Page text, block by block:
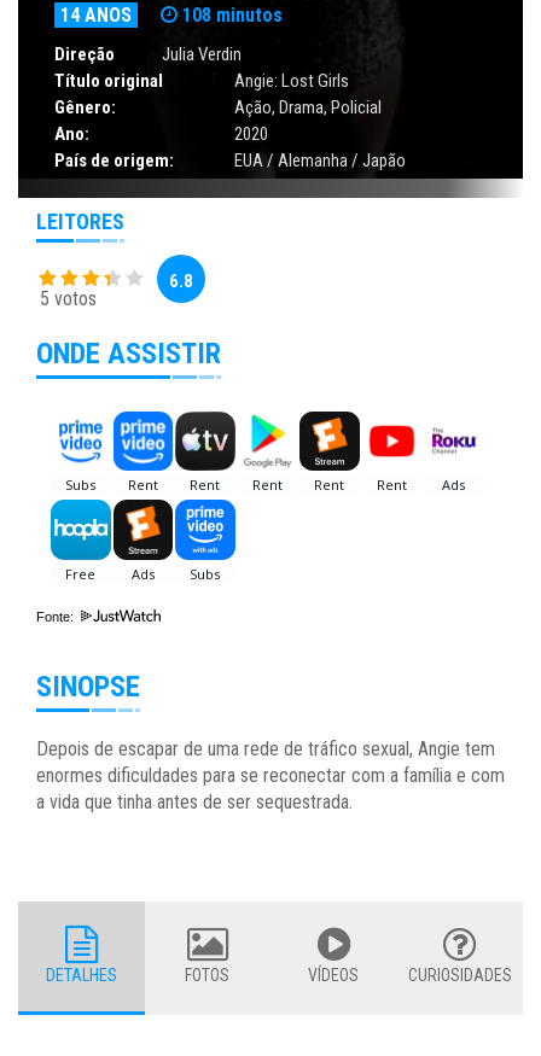
14 ANOS 108 minutos
Direção
Julia Verdin
Título original
Angie: Lost Girls
Gênero:
Ação, Drama, Policial
Ano:
2020
País de origem:
EUA / Alemanha / Japão
LEITORES
5 votos
6.8
ONDE ASSISTIR
Fonte:
SINOPSE
Depois de escapar de uma rede de tráfico sexual, Angie tem
enormes dificuldades para se reconectar com a família e com
a vida que tinha antes de ser sequestrada.
DETALHES FOTOS VÍDEOS CURIOSIDADES